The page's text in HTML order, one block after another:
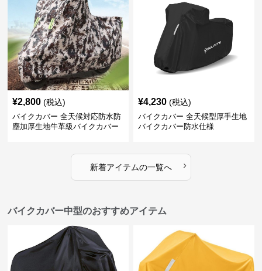
¥2,800 (税込)
バイクカバー 全天候対応防水防
塵加厚生地牛革級バイクカバー
¥4,230 (税込)
バイクカバー 全天候型厚手生地
バイクカバー防水仕様
新着アイテムの一覧へ ›
バイクカバー中型のおすすめアイテム